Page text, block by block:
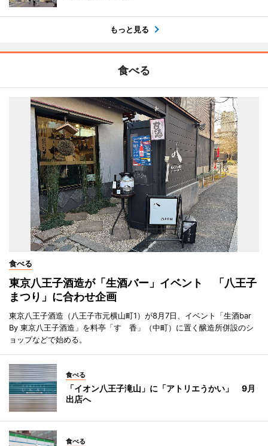
もっと見る
食べる
食べる
東京八王子酒造が「生酒バー」イベント 「八王子
まつり」に合わせ企画
東京八王子酒造（八王子市元横山町1）が8月7日、イベント「生酒bar
By 東京八王子酒造」を料亭「すゞ香」（中町）に置く醸造所併設のシ
ョップなどで始める。
食べる
「イオン八王子滝山」に「アトリエうかい」 9月
出店へ
食べる